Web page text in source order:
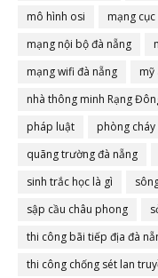
mô hình osi
mạng
mạng nội bộ đà nẵng
mạng wifi đà nẵng
mỹ
nhà thông minh Rạng
pháp luật
phòng
quãng trường đà nẵng
sinh trắc học là gì
sập cầu châu phong
thi công bãi tiếp địa đà
thi công chống sét lan